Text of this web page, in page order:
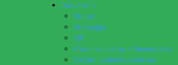
Dokumenti
Statut
Strategija
CIP
Pravo na pristup informacijama
Zaštita osobnih podataka